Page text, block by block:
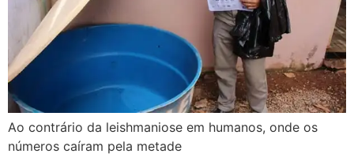
Ao contrário da leishmaniose em humanos, onde os
números caíram pela metade